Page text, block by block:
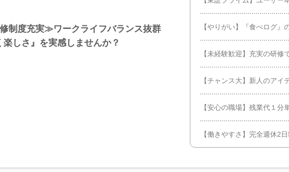
制度充実≫ワークライフバランス抜群
しさ』を実感しませんか？
【やりがい】『食べログ
【未経験歓迎】充実の研修
【チャンス大】新人のア
【安心の職場】残業代１
【働きやすさ】完全週休2